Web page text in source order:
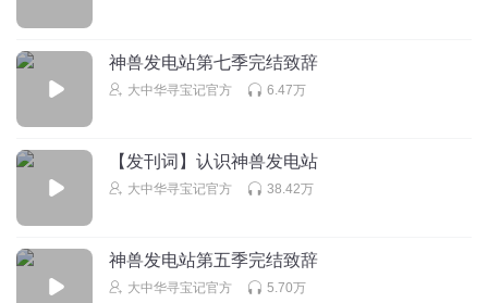
神兽发电站第七季完结致辞
大中华寻宝记官方 6.47万
【发刊词】认识神兽发电站
大中华寻宝记官方 38.42万
神兽发电站第五季完结致辞
大中华寻宝记官方 5.70万